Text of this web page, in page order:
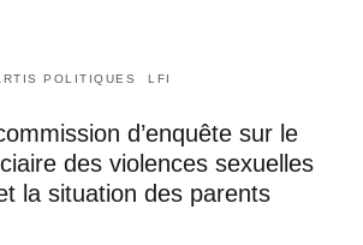
POLITIQUES LFI
d’enquête sur le
des violences sexuelles
la situation des parents